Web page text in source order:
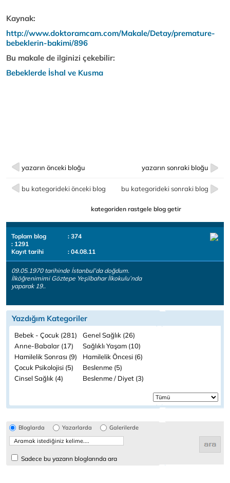
Kaynak:
http://www.doktoramcam.com/Makale/Detay/premature-
bebeklerin-bakimi/896
Bu makale de ilginizi çekebilir:
Bebeklerde İshal ve Kusma
yazarın önceki bloğu yazarın sonraki bloğu
bu kategorideki önceki blog bu kategorideki sonraki blog
kategoriden rastgele blog getir
Toplam blog
: 374
: 1291
Kayıt tarihi
: 04.08.11
09.05.1970 tarihinde İstanbul’da doğdum.
İlköğrenimimi Göztepe Yeşilbahar İlkokulu’nda
yaparak 19..
Yazdığım Kategoriler
Bebek - Çocuk (281)
Genel Sağlık (26)
Anne-Babalar (17)
Sağlıklı Yaşam (10)
Hamilelik Sonrası (9)
Hamilelik Öncesi (6)
Çocuk Psikolojisi (5)
Beslenme (5)
Cinsel Sağlık (4)
Beslenme / Diyet (3)
Bloglarda Yazarlarda Galerilerde
Sadece bu yazarın bloglarında ara